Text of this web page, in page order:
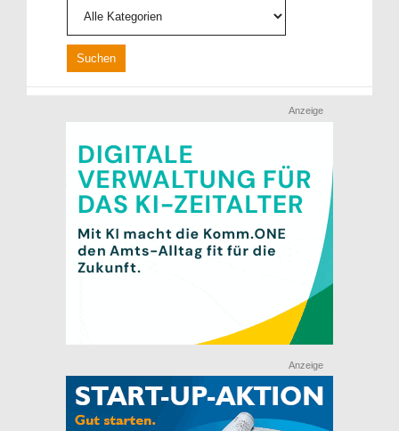
Anzeige
Anzeige